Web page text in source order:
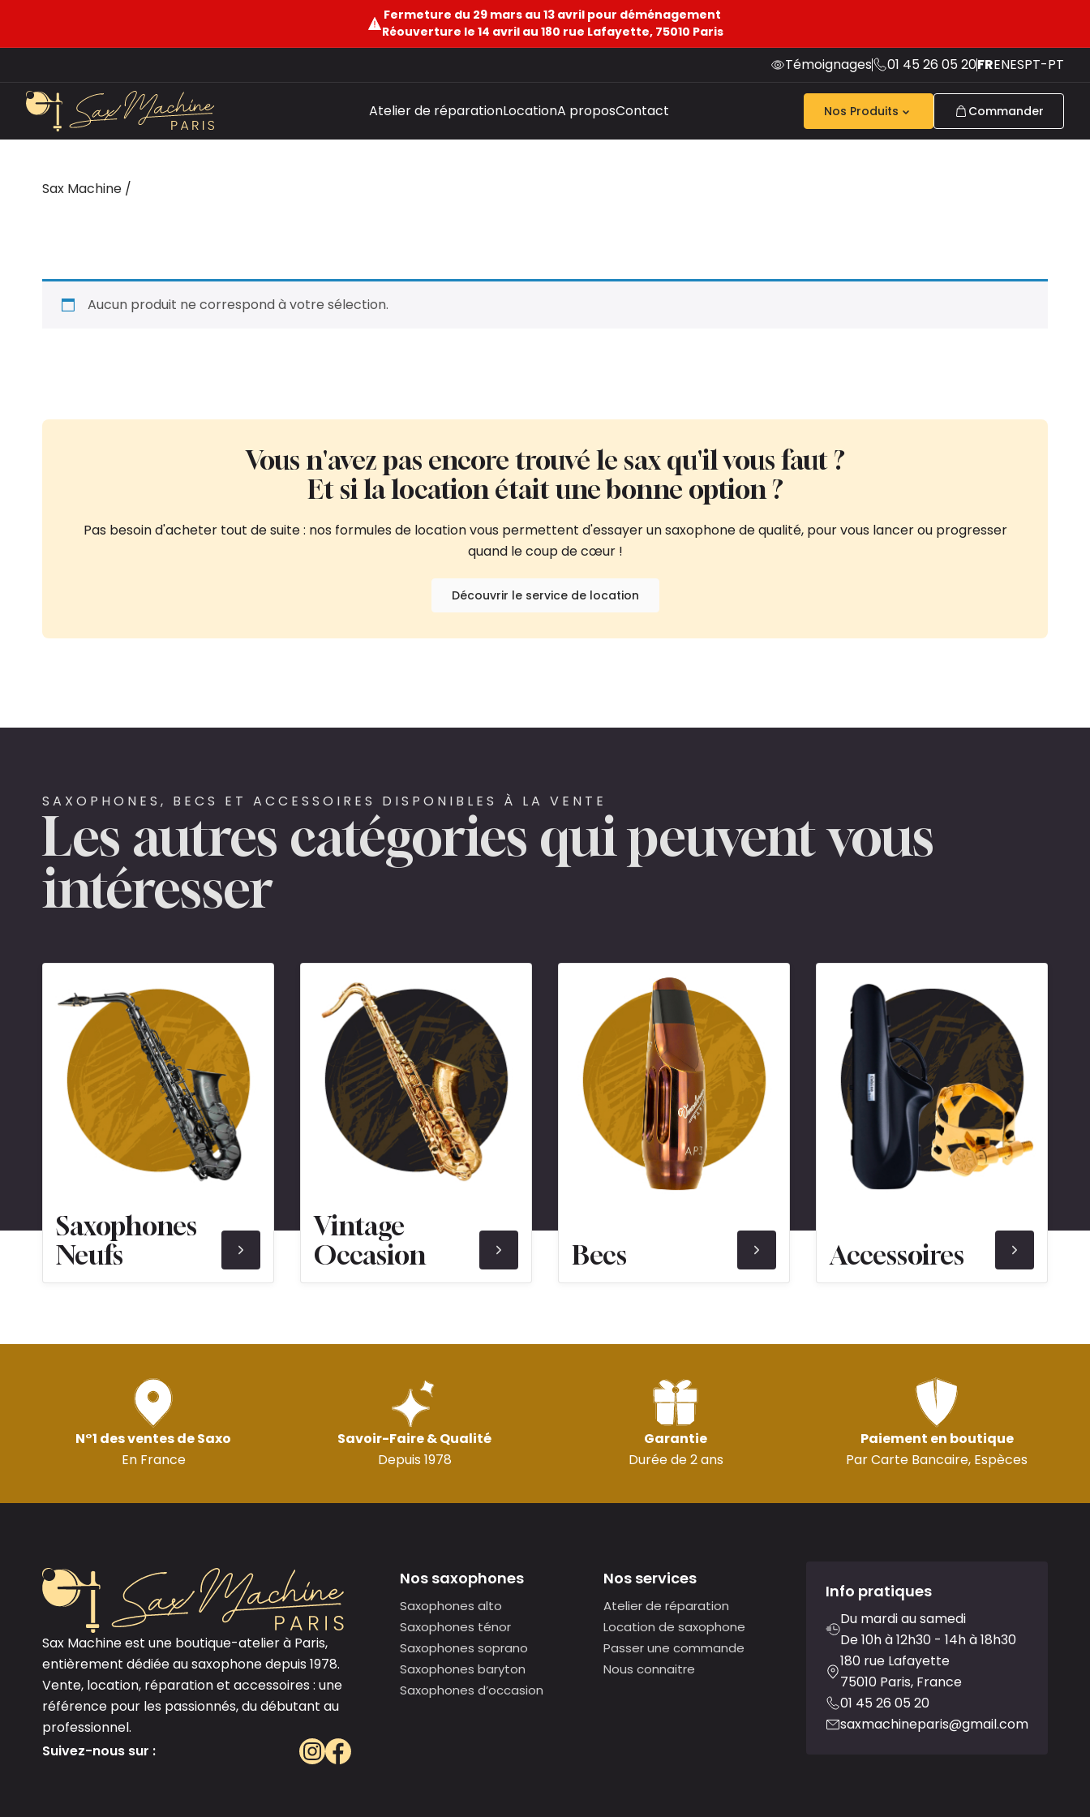
Fermeture du 29 mars au 13 avril pour déménagement
Réouverture le 14 avril au 180 rue Lafayette, 75010 Paris
Témoignages 01 45 26 05 20FRENESPT-PT
Atelier de réparationLocationA proposContact Nos Produits Commander
Sax Machine /
Aucun produit ne correspond à votre sélection.
Vous n'avez pas encore trouvé le sax qu'il vous faut ?
Et si la location était une bonne option ?
Pas besoin d'acheter tout de suite : nos formules de location vous permettent d'essayer un saxophone de qualité, pour vous lancer ou progresser
quand le coup de cœur !
Découvrir le service de location
SAXOPHONES, BECS ET ACCESSOIRES DISPONIBLES À LA VENTE
Les autres catégories qui peuvent vous
intéresser
Saxophones
Neufs
Vintage
Occasion
Becs Accessoires
N°1 des ventes de Saxo
En France
Savoir-Faire & Qualité
Depuis 1978
Garantie
Durée de 2 ans
Paiement en boutique
Par Carte Bancaire, Espèces
Sax Machine est une boutique-atelier à Paris,
entièrement dédiée au saxophone depuis 1978.
Vente, location, réparation et accessoires : une
référence pour les passionnés, du débutant au
professionnel.
Suivez-nous sur :
Nos saxophones
Saxophones alto
Saxophones ténor
Saxophones soprano
Saxophones baryton
Saxophones d’occasion
Nos services
Atelier de réparation
Location de saxophone
Passer une commande
Nous connaitre
Info pratiques
Du mardi au samedi
De 10h à 12h30 - 14h à 18h30
180 rue Lafayette
75010 Paris, France
01 45 26 05 20
saxmachineparis@gmail.com